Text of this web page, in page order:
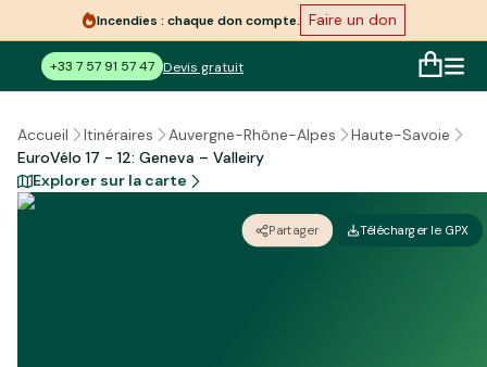
Incendies : chaque don compte. Faire un don
+33 7 57 91 57 47 Devis gratuit
Accueil Itinéraires Auvergne-Rhône-Alpes
Haute-Savoie
EuroVélo 17 - 12: Geneva – Valleiry
Explorer sur la carte
Partager Télécharger le GPX